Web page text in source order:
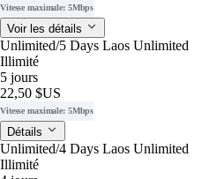
Vitesse maximale: 5Mbps
Voir les détails
Unlimited/5 Days Laos Unlimited
Illimité
5 jours
22,50 $US
Vitesse maximale: 5Mbps
Détails
Unlimited/4 Days Laos Unlimited
Illimité